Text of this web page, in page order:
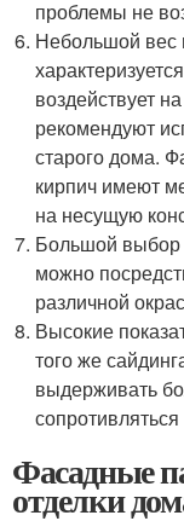
проблемы не
Небольшой вес
воздействует
рекомендуют
старого дома.
кирпич имеют
на несущую
Большой выбор
можно
различной
Высокие
того же
выдерживать
Фасадные
отделки